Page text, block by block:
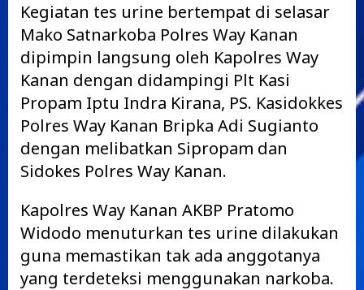
Kegiatan tes urine bertempat di selasar
Mako Satnarkoba Polres Way Kanan
dipimpin langsung oleh Kapolres Way
Kanan dengan didampingi Plt Kasi
Propam Iptu Indra Kirana, PS. Kasidokkes
Polres Way Kanan Bripka Adi Sugianto
dengan melibatkan Sipropam dan
Sidokes Polres Way Kanan.
Kapolres Way Kanan AKBP Pratomo
Widodo menuturkan tes urine dilakukan
guna memastikan tak ada anggotanya
yang terdeteksi menggunakan narkoba.